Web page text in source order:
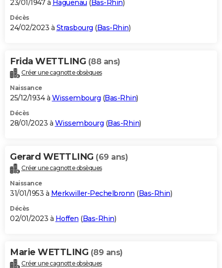
23/01/1947 à Haguenau (Bas-Rhin)
Décès
24/02/2023 à Strasbourg (Bas-Rhin)
Frida WETTLING (88 ans)
Créer une cagnotte obsèques
Naissance
25/12/1934 à Wissembourg (Bas-Rhin)
Décès
28/01/2023 à Wissembourg (Bas-Rhin)
Gerard WETTLING (69 ans)
Créer une cagnotte obsèques
Naissance
31/01/1953 à Merkwiller-Pechelbronn (Bas-Rhin)
Décès
02/01/2023 à Hoffen (Bas-Rhin)
Marie WETTLING (89 ans)
Créer une cagnotte obsèques